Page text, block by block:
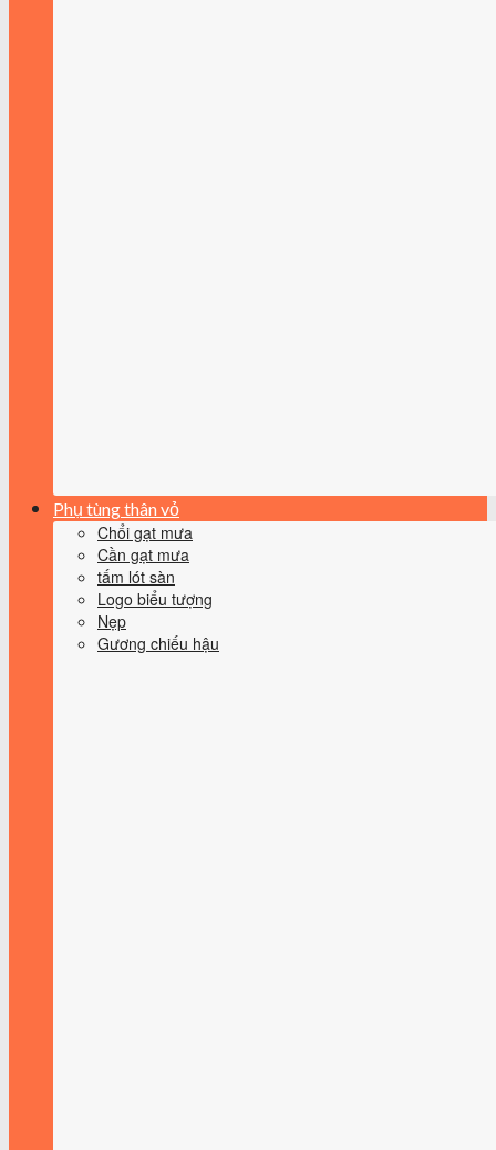
Phụ tùng thân vỏ
Chổi gạt mưa
Cần gạt mưa
tấm lót sàn
Logo biểu tượng
Nẹp
Gương chiếu hậu